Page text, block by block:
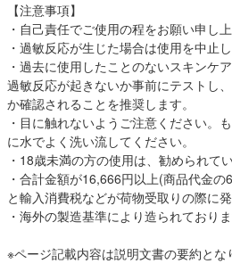
【注意事項】
・自己責任でご使用の程をお願い申し上
・過敏反応が生じた場合は使用を中止
・過去に使用したことのないスキンケ
過敏反応が起きないか事前にテストし
か確認されることを推奨します。
・目に触れないようご注意ください。
に水でよく洗い流してください。
・18歳未満の方の使用は、勧められてい
・合計金額が16,666円以上(商品代金
と輸入消費税などが荷物受取りの際に発
・海外の製造基準により造られておりま
※ページ記載内容は説明文書の要約とな